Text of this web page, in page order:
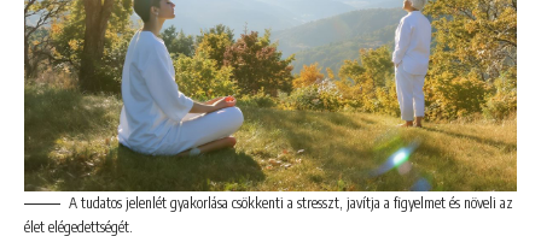
A tudatos jelenlét gyakorlása csökkenti a stresszt, javítja a figyelmet és növeli az
élet elégedettségét.